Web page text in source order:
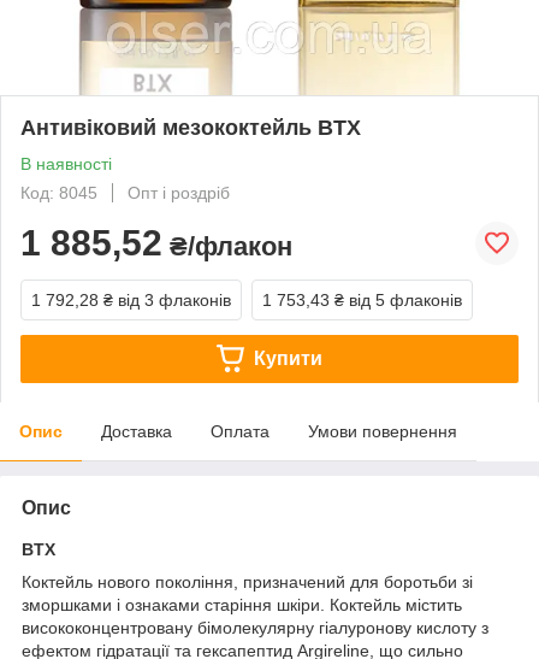
Антивіковий мезококтейль BTX
В наявності
Код: 8045
Опт і роздріб
1 885,52 ₴/флакон
1 792,28 ₴ від 3 флаконів 1 753,43 ₴ від 5 флаконів
Купити
Опис Доставка Оплата Умови повернення
Опис
BTX
Коктейль нового покоління, призначений для боротьби зі
зморшками і ознаками старіння шкіри. Коктейль містить
висококонцентровану бімолекулярну гіалуронову кислоту з
ефектом гідратації та гексапептид Argireline, що сильно